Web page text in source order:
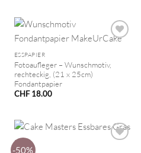
ESSPAPIER
Fotoaufleger – Wunschmotiv,
rechteckig, (21 x 25cm)
Fondantpapier
CHF18.00
-50%